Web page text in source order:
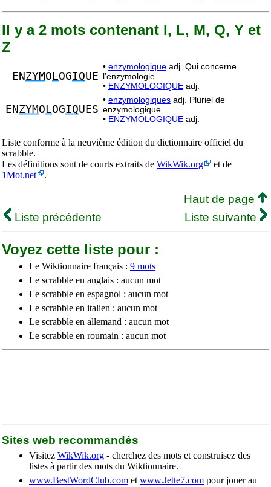
Il y a 2 mots contenant I, L, M, Q, Y et
Z
EN ZYMO LOGIQUE
• enzymologique adj. Qui concerne
l’enzymologie.
• ENZYMOLOGIQUE adj.
EN ZYMO LOGIQUES
• enzymologiques adj. Pluriel de
enzymologique.
• ENZYMOLOGIQUE adj.
Liste conforme à la neuvième édition du dictionnaire officiel du
scrabble.
Les définitions sont de courts extraits de WikWik.org
et de
1Mot.net
.
Haut de page
Liste précédente
Liste suivante
Voyez cette liste pour :
Le Wiktionnaire français : 9 mots
Le scrabble en anglais : aucun mot
Le scrabble en espagnol : aucun mot
Le scrabble en italien : aucun mot
Le scrabble en allemand : aucun mot
Le scrabble en roumain : aucun mot
Sites web recommandés
Visitez WikWik.org - cherchez des mots et construisez des
listes à partir des mots du Wiktionnaire.
www.BestWordClub.com et www.Jette7.com pour jouer au